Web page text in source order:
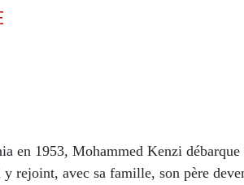
en 1953, Mohammed Kenzi débarque
rejoint, avec sa famille, son père